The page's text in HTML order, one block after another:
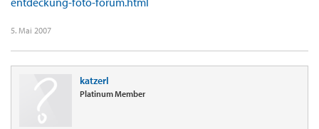
5. Mai 2007
katzerl
Platinum Member